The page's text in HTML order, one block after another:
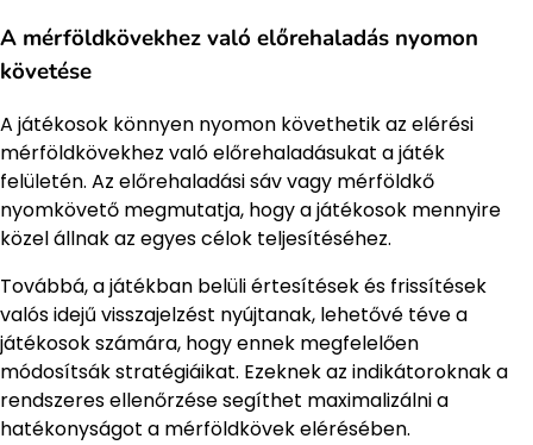
A mérföldkövekhez való előrehaladás nyomon
követése
A játékosok könnyen nyomon követhetik az elérési
mérföldkövekhez való előrehaladásukat a játék
felületén. Az előrehaladási sáv vagy mérföldkő
nyomkövető megmutatja, hogy a játékosok mennyire
közel állnak az egyes célok teljesítéséhez.
Továbbá, a játékban belüli értesítések és frissítések
valós idejű visszajelzést nyújtanak, lehetővé téve a
játékosok számára, hogy ennek megfelelően
módosítsák stratégiáikat. Ezeknek az indikátoroknak a
rendszeres ellenőrzése segíthet maximalizálni a
hatékonyságot a mérföldkövek elérésében.